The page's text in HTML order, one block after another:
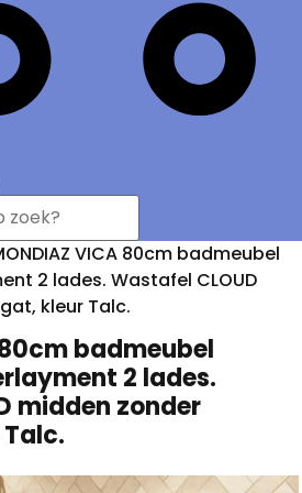
VICA 80cm badmeubel
2 lades. Wastafel CLOUD
kleur Talc.
badmeubel
2 lades.
midden zonder